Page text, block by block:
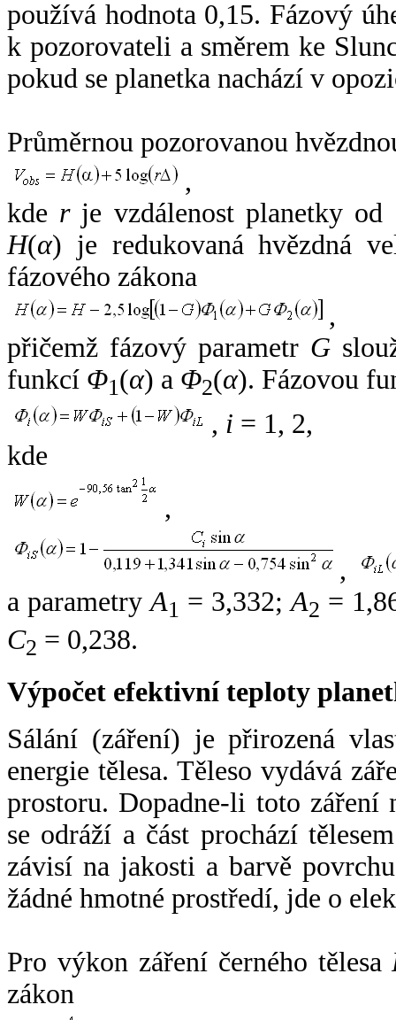
používá hodnota 0,15. Fázový
k pozorovateli a směrem ke
pokud se planetka nachází v
Průměrnou pozorovanou
,
kde rje vzdálenost planetky od
H(α) je redukovaná hvězdná
fázového zákona
,
přičemž fázový parametr G
funkcí Φ1(α) a Φ2(α). Fázovou
, i = 1, 2,
kde
,
,
a parametryA1 = 3,332;A2 =
C2 = 0,238.
Výpočet efektivní teploty
Sálání (záření) je přirozená
energie tělesa. Těleso vydává
prostoru. Dopadne-li toto záření
se odráží a část prochází
závisí na jakosti a barvě
žádné hmotné prostředí, jde o
Pro výkon záření černého tělesa
zákon